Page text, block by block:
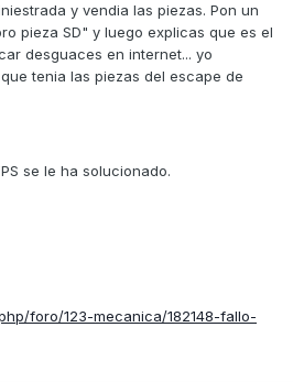
y vendia las piezas. Pon un
pieza SD" y luego explicas que es el
desguaces en internet... yo
tenia las piezas del escape de
se le ha solucionado.
foro/123-mecanica/182148-fallo-